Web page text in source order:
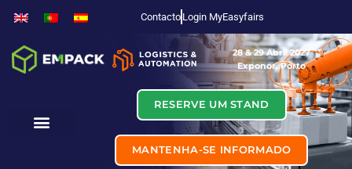
Contacto Login MyEasyfairs
28 & 29 Abril 2027
Exponor, Porto
RESERVE UM STAND
MANTENHA-SE INFORMADO